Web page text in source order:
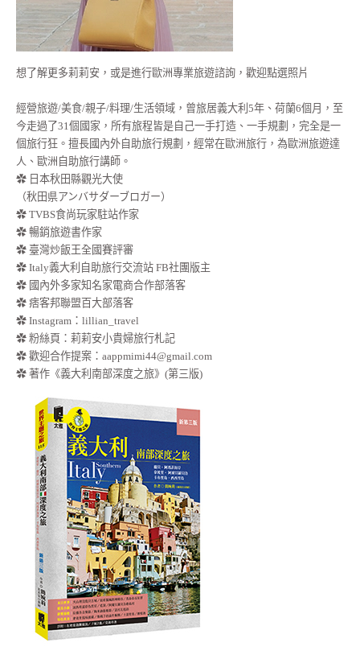
想了解更多莉莉安，或是進行歐洲專業旅遊諮詢，歡迎點選照片
經營旅遊/美食/親子/料理/生活領域，曾旅居義大利5年、荷蘭6個月，至
今走過了31個國家，所有旅程皆是自己一手打造、一手規劃，完全是一
個旅行狂。擅長國內外自助旅行規劃，經常在歐洲旅行，為歐洲旅遊達
人、歐洲自助旅行講師。
✿ 日本秋田縣觀光大使
（秋田県アンバサダーブロガー）
✿ TVBS食尚玩家駐站作家
✿ 暢銷旅遊書作家
✿ 臺灣炒飯王全國賽評審
✿ Italy義大利自助旅行交流站 FB社團版主
✿ 國內外多家知名家電商合作部落客
✿ 痞客邦聯盟百大部落客
✿ Instagram：lillian_travel
✿ 粉絲頁：莉莉安小貴婦旅行札記
✿ 歡迎合作提案： aappmimi44@gmail.com
✿ 著作《義大利南部深度之旅》(第三版)